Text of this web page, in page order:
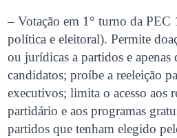
– Votação em 1° turno da PEC
política e eleitoral). Permite
ou jurídicas a partidos e apenas
candidatos; proíbe a reeleição
executivos; limita o acesso aos
partidário e aos programas
partidos que tenham elegido